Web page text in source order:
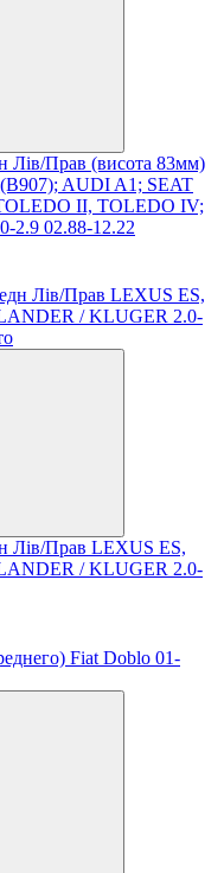
Лів/Прав (висота 83мм)
AUDI A1; SEAT
II, TOLEDO IV;
2.9 02.88-12.22
Лів/Прав LEXUS ES,
/ KLUGER 2.0-